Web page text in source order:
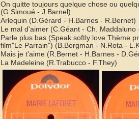
On quitte toujours quelque chose ou
(G.Simoué - J.Barnel)
Arlequin (D.Gérard - H.Barnes - R.Bernet)
Le mal d'aimer (C.Géant - Ch. Maddaluno
Parle plus bas (Speak softly love Thème
film"Le Parrain") (B.Bergman - N.Rota -
Mais je t'aime (R.Bernet - H.Barnes -
La Madeleine (R.Trabucco - F.They)